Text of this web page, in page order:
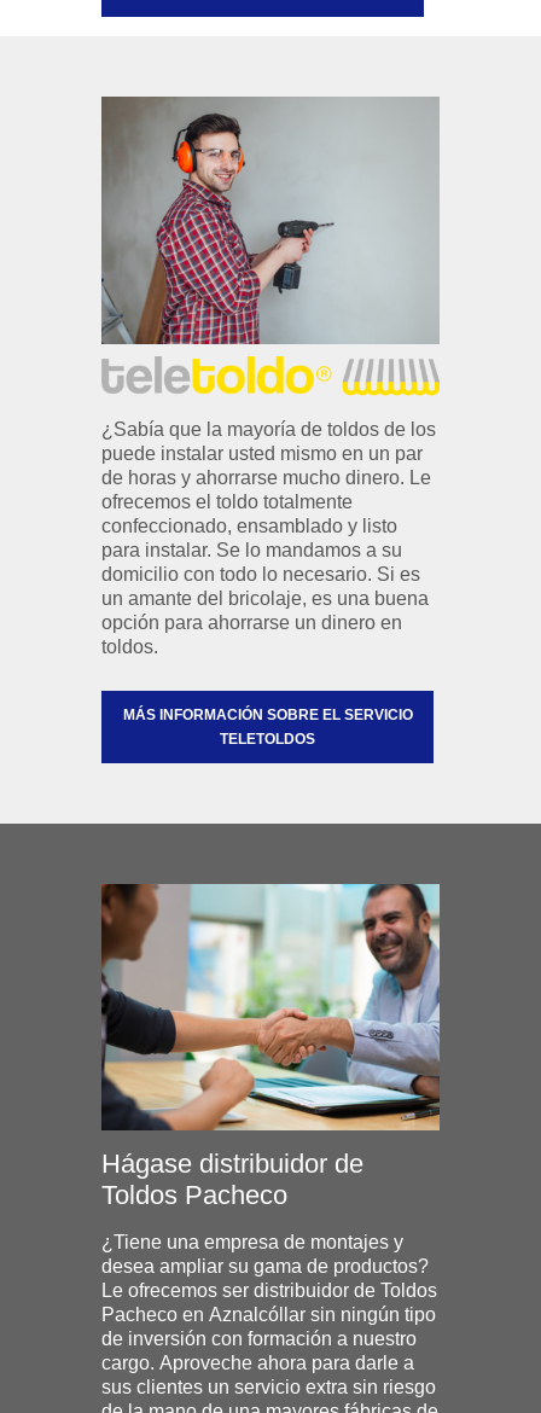
¿Sabía que la mayoría de toldos de los
puede instalar usted mismo en un par
de horas y ahorrarse mucho dinero. Le
ofrecemos el toldo totalmente
confeccionado, ensamblado y listo
para instalar. Se lo mandamos a su
domicilio con todo lo necesario. Si es
un amante del bricolaje, es una buena
opción para ahorrarse un dinero en
toldos.
MÁS INFORMACIÓN SOBRE EL SERVICIO
TELETOLDOS
Hágase distribuidor de
Toldos Pacheco
¿Tiene una empresa de montajes y
desea ampliar su gama de productos?
Le ofrecemos ser distribuidor de Toldos
Pacheco en Aznalcóllar sin ningún tipo
de inversión con formación a nuestro
cargo. Aproveche ahora para darle a
sus clientes un servicio extra sin riesgo